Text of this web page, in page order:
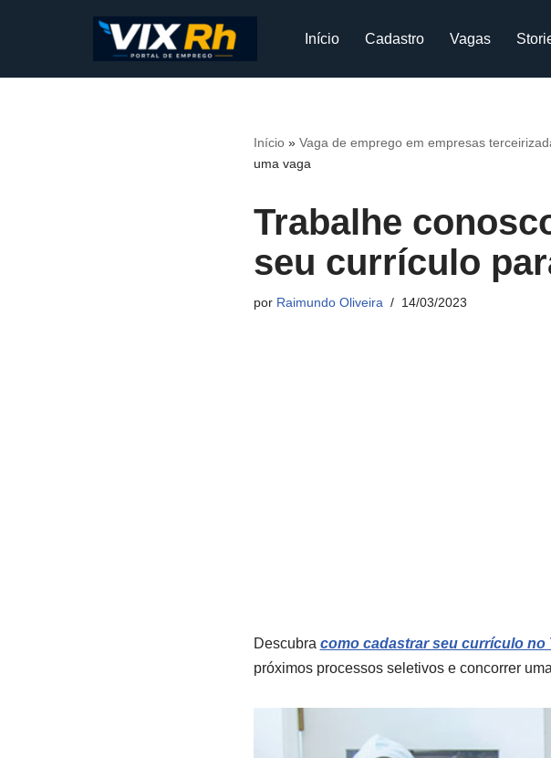
para
Início Cadastro Vagas
Início» Vaga de emprego em empresas
uma vaga
Trabalhe
seu currículo
por Raimundo Oliveira 14/03/2023
Descubra como cadastrar seu currículo no
próximos processos seletivos e concorrer uma